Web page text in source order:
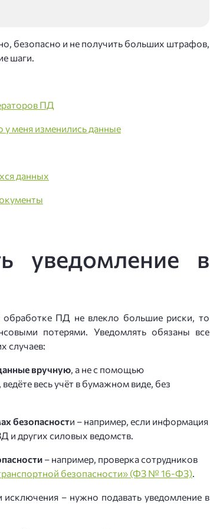
безопасно и не получить больших штрафов,
шаги.
ПД
у меня изменились данные
данных
уведомление в
ПД не влекло большие риски, то
потерями. Уведомлять обязаны все
случаев:
вручную, а не с помощью
весь учёт в бумажном виде, без
безопасности – например, если информация
и других силовых ведомств.
– например, проверка сотрудников
безопасности» (ФЗ № 16-ФЗ).
– нужно подавать уведомление в